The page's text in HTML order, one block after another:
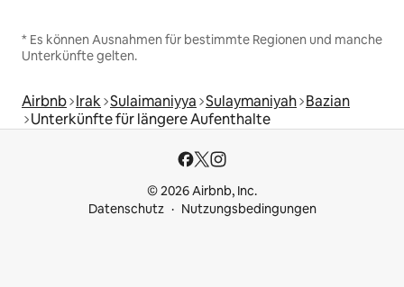
* Es können Ausnahmen für bestimmte Regionen und manche
Unterkünfte gelten.
Airbnb Irak Sulaimaniyya Sulaymaniyah Bazian
Unterkünfte für längere Aufenthalte
© 2026 Airbnb, Inc.
Datenschutz
Nutzungsbedingungen